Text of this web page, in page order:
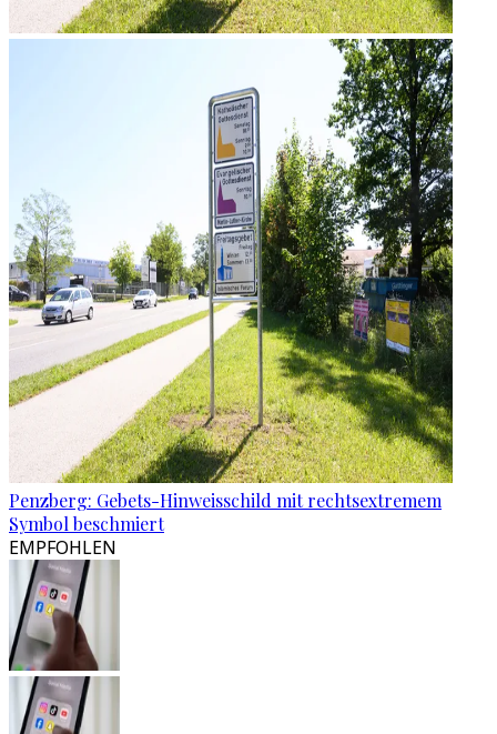
Penzberg: Gebets-Hinweisschild mit rechtsextremem
Symbol beschmiert
EMPFOHLEN